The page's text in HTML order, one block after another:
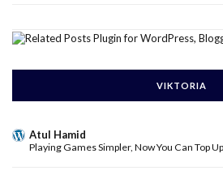
VIKTORIA
Atul Hamid
Playing Games Simpler, Now You Can Top